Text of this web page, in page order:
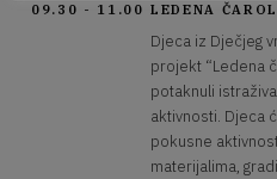
09.30 - 11.00 LEDENA
Djeca iz Dječjeg
projekt “Ledena
potaknuli
aktivnosti. Djeca
pokusne
materijalima,